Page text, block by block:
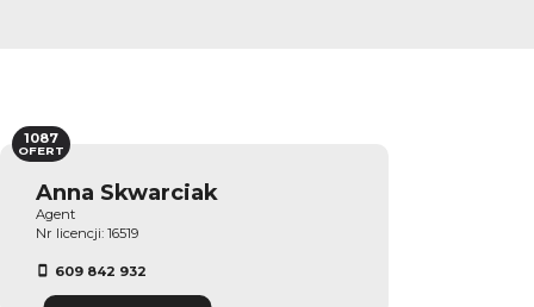
Anna Skwarciak
Agent
Nr licencji: 16519
609 842 932
1087
OFERT